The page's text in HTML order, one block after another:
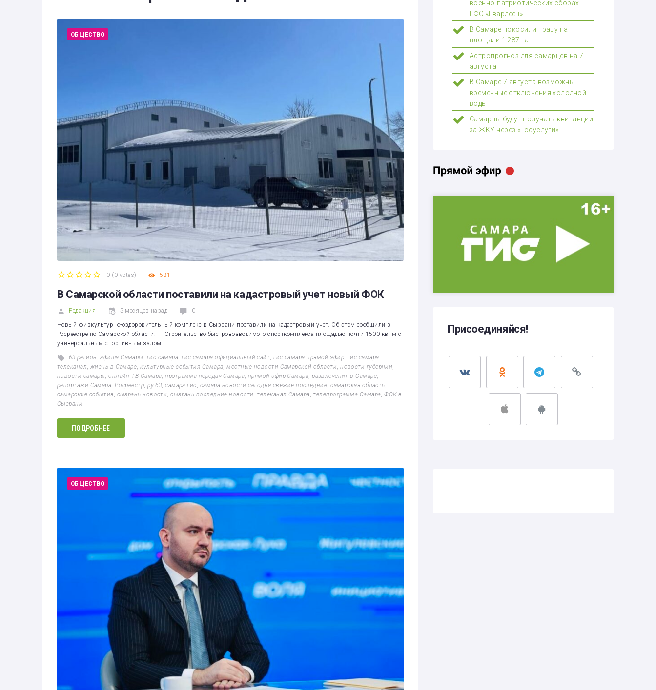
ОБЩЕСТВО
0 ( 0 votes) 531
В Самарской области поставили на кадастровый учет новый ФОК
Редакция 5 месяцев назад 0
Новый физкультурно-оздоровительный комплекс в Сызрани поставили на кадастровый учет. Об этом сообщили в
Росреестре по Самарской области. Строительство быстровозводимого спорткомплекса площадью почти 1500 кв. м с
универсальным спортивным залом…
63 регион ,афиша Самары , гис самара,гис самара официальный сайт,гис самара прямой эфир,гис самара
телеканал, жизнь в Самаре,культурные события Самара,местные новости Самарской области,новости губернии,
новости самары,онлайн ТВ Самара,программа передач Самара,прямой эфир Самара,развлечения в Самаре,
репортажи Самара,Росреестр,ру 63,самара гис, самара новости сегодня свежие последние,самарская область,
самарские события, сызрань новости,сызрань последние новости,телеканал Самара,телепрограмма Самара,ФОК в
Сызрани
ПОДРОБНЕЕ
ОБЩЕСТВО
военно-патриотических сборах
ПФО «Гвардеец»
В Самаре покосили траву на
площади 1 287 га
Астропрогноз для самарцев на 7
августа
В Самаре 7 августа возможны
временные отключения холодной
воды
Самарцы будут получать квитанции
за ЖКУ через «Госуслуги»
Присоединяйся!